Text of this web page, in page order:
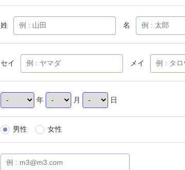
姓 名
セイ メイ
年 月 日
男性 女性